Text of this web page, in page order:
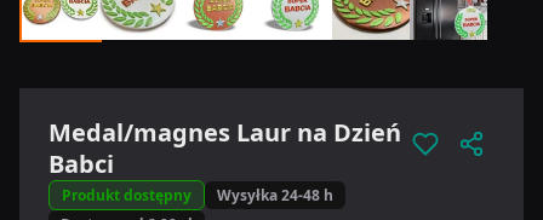
Medal/magnes Laur na Dzień
Babci
Produkt dostępny
Wysyłka 24-48 h